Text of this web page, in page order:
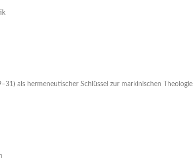
als hermeneutischer Schlüssel zur markinischen Theologie